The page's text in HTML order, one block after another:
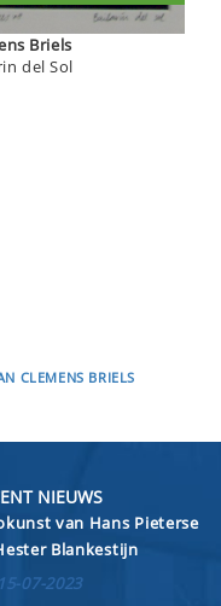
Clemens Briels
del Sol
CLEMENS BRIELS
NIEUWS
van Hans Pieterse
Blankestijn
15-07-2023